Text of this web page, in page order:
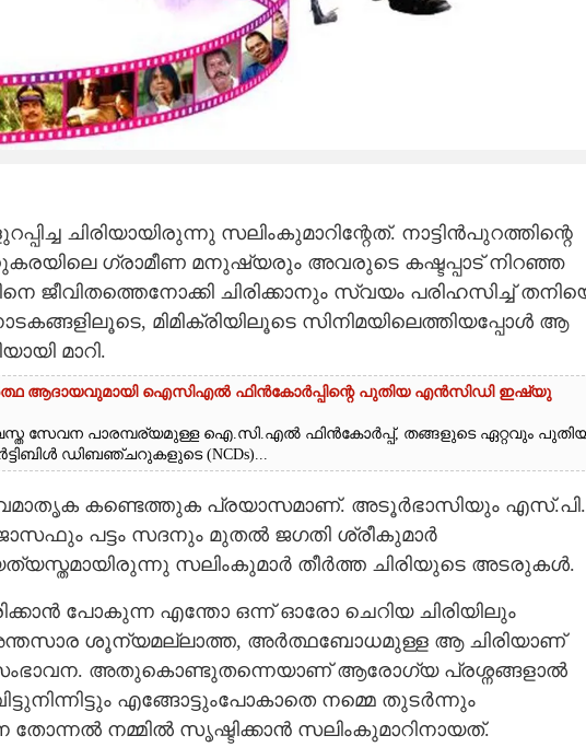
ചിരിയായിരുന്നു സലിംകുമാറിന്റേത്. നാട്ടിൻപുറത്തിന്റെ
ഗ്രാമീണ മനുഷ്യരും അവരുടെ കഷ്ടപ്പാട് നിറഞ്ഞ
ജീവിതത്തെനോക്കി ചിരിക്കാനും സ്വയം പരിഹസിച്ച്
മിമിക്രിയിലൂടെ സിനിമയിലെത്തിയപ്പോൾ ആ
മാറി.
ആദായവുമായി ഐസിഎൽ ഫിൻകോർപ്പിന്റെ പുതിയ എൻസിഡി ഇഷ്യു
സേവന പാരമ്പര്യമുള്ള ഐ.സി.എൽ ഫിൻകോർപ്പ്, തങ്ങളുടെ ഏറ്റവും
ഡിബഞ്ചറുകളുടെ (NCDs)...
കണ്ടെത്തുക പ്രയാസമാണ്. അടൂർഭാസിയും എസ്.പി.
പട്ടം സദനും മുതൽ ജഗതി ശ്രീകുമാർ
സലിംകുമാർ തീർത്ത ചിരിയുടെ അടരുകൾ.
പോകുന്ന എന്തോ ഒന്ന് ഓരോ ചെറിയ ചിരിയിലും
അന്തസാര ശൂന്യമല്ലാത്ത, അർത്ഥബോധമുള്ള ആ ചിരിയാണ്
സംഭാവന. അതുകൊണ്ടുതന്നെയാണ് ആരോഗ്യ പ്രശ്നങ്ങളാൽ
എങ്ങോട്ടുംപോകാതെ നമ്മെ തുടർന്നും
തോന്നൽ നമ്മിൽ സൃഷ്ടിക്കാൻ സലിംകുമാറിനായത്.